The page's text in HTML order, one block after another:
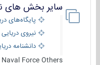
سایر بخش های
پایگاه‌های
نیروی دریایی
دانشنامه دریایی
Naval Force Others